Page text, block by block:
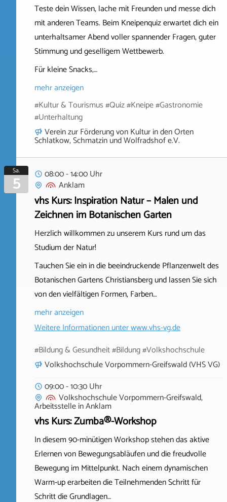
Teste dein Wissen, lache mit Freunden und messe dich
mit anderen Teams. Beim Kneipenquiz erwartet dich ein
unterhaltsamer Abend voller spannender Fragen, guter
Stimmung und geselligem Wettbewerb.
Für kleine Snacks,…
mehr anzeigen
#Kultur & Tourismus #Quiz #Kneipe #Gastronomie
#Unterhaltung
Verein zur Förderung von Kultur in den Orten
Schlatkow, Schmatzin und Wolfradshof e.V.
Sa.
5
08:00 - 14:00 Uhr
Anklam
vhs Kurs: Inspiration Natur – Malen und
Zeichnen im Botanischen Garten
Herzlich willkommen zu unserem Kurs rund um das
Studium der Natur!
Tauchen Sie ein in die beeindruckende Pflanzenwelt des
Botanischen Gartens Christiansberg und lassen Sie sich
von den vielfältigen Formen, Farben…
mehr anzeigen
Weitere Informationen unterwww.vhs-vg.de
#Bildung & Gesundheit #Bildung #Volkshochschule
Volkshochschule Vorpommern-Greifswald (VHS VG)
09:00 - 10:30 Uhr
Volkshochschule Vorpommern-Greifswald,
ArbeitsstelleinAnklam
vhs Kurs: Zumba®-Workshop
In diesem 90‑minütigen Workshop stehen das aktive
Erlernen von Bewegungsabläufen und die freudvolle
Bewegung im Mittelpunkt. Nach einem dynamischen
Warm‑up erarbeiten die Teilnehmenden Schritt für
Schritt die Grundlagen…